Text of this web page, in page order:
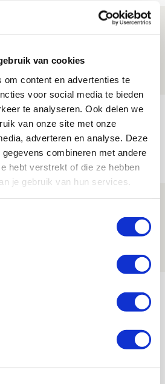
van cookies
om content en advertenties te
voor social media te bieden
te analyseren. Ook delen we
van onze site met onze
adverteren en analyse. Deze
combineren met andere
hebt verstrekt of die ze hebben
je gebruik van hun services.
welke formatie begin
of Ajax 1? Dat
reet’ uit
Cruijff bleven door
ballenjongens/-meiden